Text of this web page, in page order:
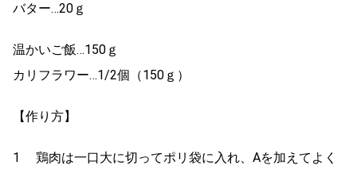
バター…20ｇ
温かいご飯…150ｇ
カリフラワー…1/2個（150ｇ）
【作り方】
1 鶏肉は一口大に切ってポリ袋に入れ、Aを加えてよく